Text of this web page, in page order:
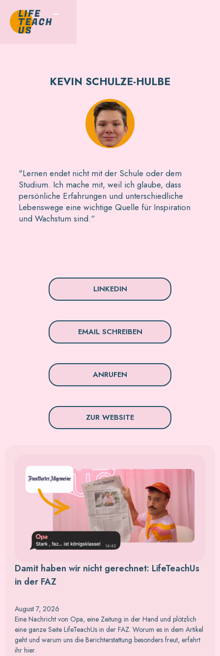
KEVIN SCHULZE-HULBE
"Lernen endet nicht mit der Schule oder dem
Studium. Ich mache mit, weil ich glaube, dass
persönliche Erfahrungen und unterschiedliche
Lebenswege eine wichtige Quelle für Inspiration
und Wachstum sind.“
LINKEDIN
EMAIL SCHREIBEN
ANRUFEN
ZUR WEBSITE
Damit haben wir nicht gerechnet: LifeTeachUs
in der FAZ
August 7, 2026
Eine Nachricht von Opa, eine Zeitung in der Hand und plötzlich
eine ganze Seite LifeTeachUs in der FAZ. Worum es in dem Artikel
geht und warum uns die Berichterstattung besonders freut, erfahrt
ihr hier.